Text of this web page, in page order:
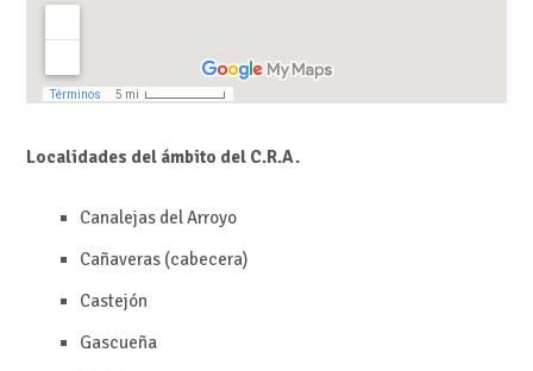
Localidades del ámbito del C.R.A.
Canalejas del Arroyo
Cañaveras (cabecera)
Castejón
Gascueña